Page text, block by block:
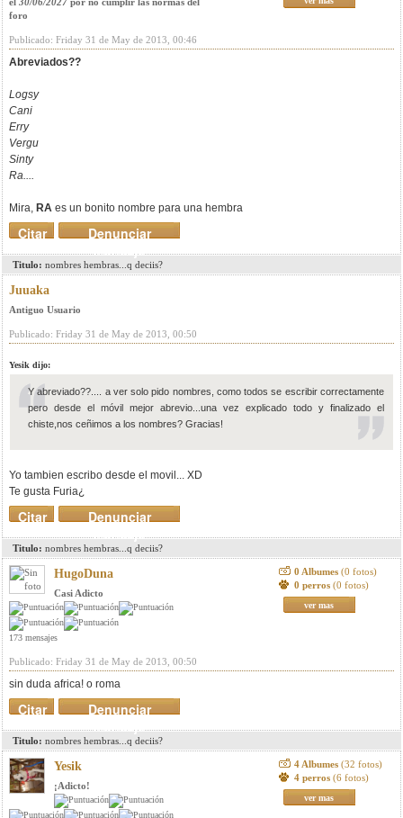
foro
Publicado: Friday 31 de May de 2013, 00:46
Abreviados??
Logsy
Cani
Erry
Vergu
Sinty
Ra....
Mira, RA es un bonito nombre para una hembra
Denunciar
mensaje
Citar
Titulo: nombres hembras...q deciis?
Juuaka
Antiguo Usuario
Publicado: Friday 31 de May de 2013, 00:50
Yesik dijo:
Y abreviado??.... a ver solo pido nombres, como todos se escribir correctamente
pero desde el móvil mejor abrevio...una vez explicado todo y finalizado el
chiste,nos ceñimos a los nombres? Gracias!
Yo tambien escribo desde el movil... XD
Te gusta Furia¿
Denunciar
mensaje
Citar
Titulo: nombres hembras...q deciis?
HugoDuna
Casi Adicto
173 mensajes
0 Albumes (0 fotos)
0 perros (0 fotos)
ver mas
Publicado: Friday 31 de May de 2013, 00:50
sin duda africa! o roma
Denunciar
mensaje
Citar
Titulo: nombres hembras...q deciis?
Yesik
¡Adicto!
4 Albumes (32 fotos)
4 perros (6 fotos)
ver mas